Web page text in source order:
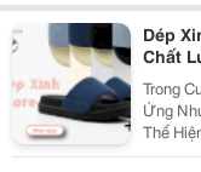
Dép
Chất
Chọn
Trong
Ứng
Thể
Chính